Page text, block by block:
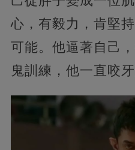
心，有毅力，肯堅
可能。他逼著自己
鬼訓練，他一直咬牙